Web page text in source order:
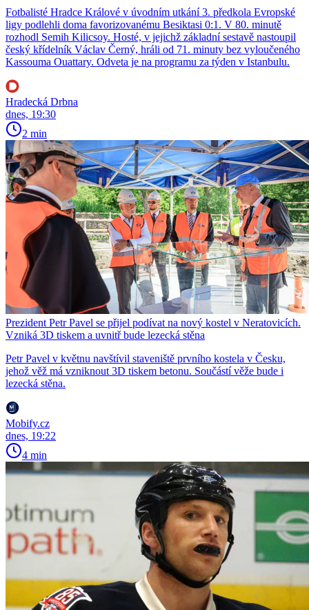
Fotbalisté Hradce Králové v úvodním utkání 3. předkola Evropské
ligy podlehli doma favorizovanému Besiktasi 0:1. V 80. minutě
rozhodl Semih Kilicsoy. Hosté, v jejichž základní sestavě nastoupil
český křídelník Václav Černý, hráli od 71. minuty bez vyloučeného
Kassouma Ouattary. Odveta je na programu za týden v Istanbulu.
Hradecká Drbna
dnes, 19:30
2 min
Prezident Petr Pavel se přijel podívat na nový kostel v Neratovicích.
Vzniká 3D tiskem a uvnitř bude lezecká stěna
Petr Pavel v květnu navštívil staveniště prvního kostela v Česku,
jehož věž má vzniknout 3D tiskem betonu. Součástí věže bude i
lezecká stěna.
Mobify.cz
dnes, 19:22
4 min